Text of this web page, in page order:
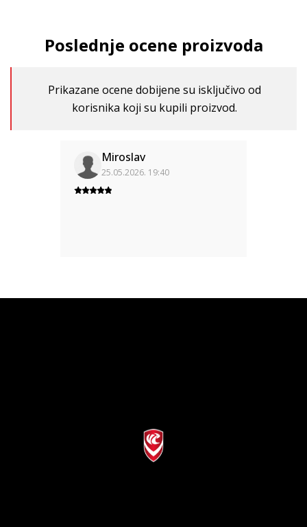
Poslednje ocene proizvoda
Prikazane ocene dobijene su isključivo od
korisnika koji su kupili proizvod.
Miroslav
25.05.2026. 19:40